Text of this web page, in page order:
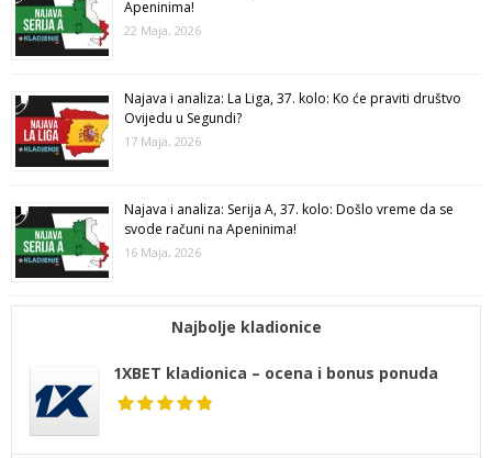
Apeninima!
22 Maja, 2026
Najava i analiza: La Liga, 37. kolo: Ko će praviti društvo
Ovijedu u Segundi?
17 Maja, 2026
Najava i analiza: Serija A, 37. kolo: Došlo vreme da se
svode računi na Apeninima!
16 Maja, 2026
Najbolje kladionice
1XBET kladionica – ocena i bonus ponuda